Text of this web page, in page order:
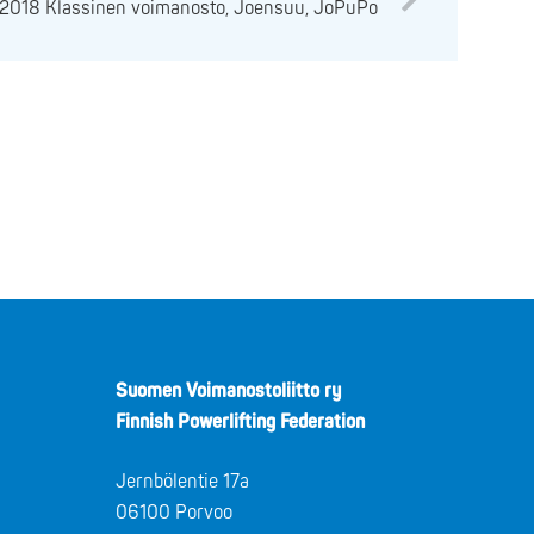
Klassinen voimanosto, Joensuu, JoPuPo
Suomen Voimanostoliitto ry
Finnish Powerlifting Federation
Jernbölentie 17a
06100 Porvoo